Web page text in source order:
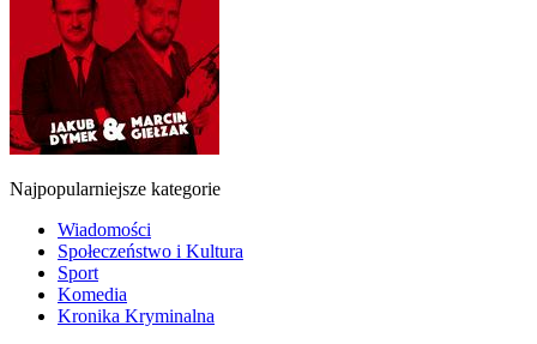
Najpopularniejsze kategorie
Wiadomości
Społeczeństwo i Kultura
Sport
Komedia
Kronika Kryminalna